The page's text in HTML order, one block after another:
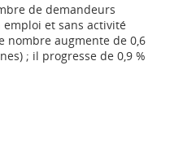
de demandeurs
et sans activité
nombre augmente de 0,6
; il progresse de 0,9 %